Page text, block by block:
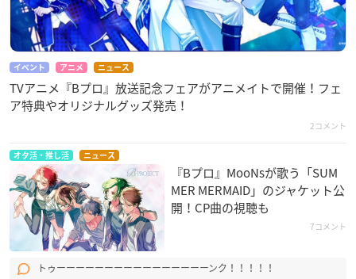
イベント アニメ ニュース
TVアニメ『Bプロ』放送記念フェアがアニメイトで開催！フェ
ア特典やオリジナルグッズ発売！
2コメント
オタ活・推し活 ニュース
『Bプロ』MooNs​が歌う「SUM
MER MERMAID」のジャケット公
開！CP曲の視聴も
7コメント
トゥーーーーーーーーーーーーーーーーンク！！！！！